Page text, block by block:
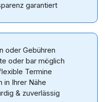
garantiert
oder Gebühren
oder bar möglich
Termine
in Ihrer Nähe
& zuverlässig